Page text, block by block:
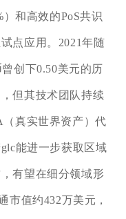
和高效的PoS共识
点应用。2021年随
创下0.50美元的历
但其技术团队持续
真实世界资产）代
能进一步获取区域
有望在细分领域形
市值约432万美元，